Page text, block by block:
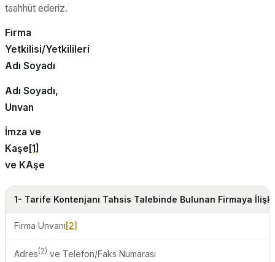
taahhüt ederiz.
Firma
Yetkilisi/Yetkilileri
Adı Soyadı
Adı Soyadı,
Unvan
İmza ve
Kaşe [1]
ve KAşe
1- Tarife Kontenjanı Tahsis Talebinde Bulunan Firmaya
Firma Unvanı[2]
Adres(2) ve Telefon/Faks Numarası